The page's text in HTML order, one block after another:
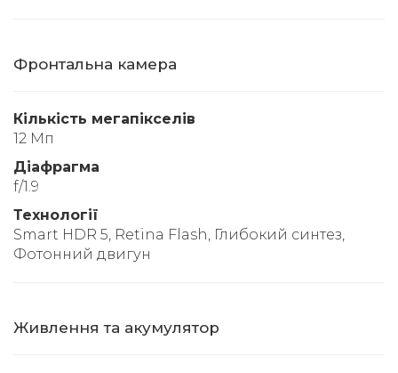
Фронтальна камера
Кількість мегапікселів
12 Мп
Діафрагма
f/1.9
Технології
Smart HDR 5, Retina Flash, Глибокий синтез,
Фотонний двигун
Живлення та акумулятор